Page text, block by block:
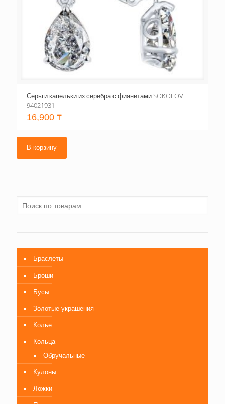
Серьги капельки из серебра с фианитами SOKOLOV
94021931
16,900 ₸
В корзину
Браслеты
Броши
Бусы
Золотые украшения
Колье
Кольца
Обручальные
Кулоны
Ложки